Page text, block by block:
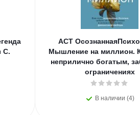
С.
АСТ
Мышление на миллион.
неприлично богатым,
ограничениях
В наличии (4)